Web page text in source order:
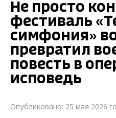
Не просто
фестиваль
симфония»
превратил
повесть в
исповедь
Опубликовано: 25 мая 2026